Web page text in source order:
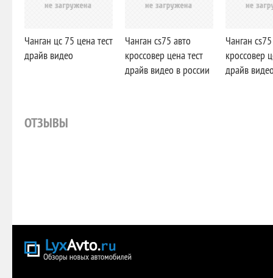
Чанган цс 75 цена тест
драйв видео
Чанган cs75 авто
кроссовер цена тест
драйв видео в россии
Чанган
кроссовер
драйв
ОТЗЫВЫ